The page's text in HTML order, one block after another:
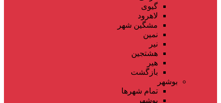
گیوی
لاهرود
مشگین شهر
نمین
نیر
هشتجین
هیر
بازگشت
بوشهر
تمام شهر‌ها
بوشهر